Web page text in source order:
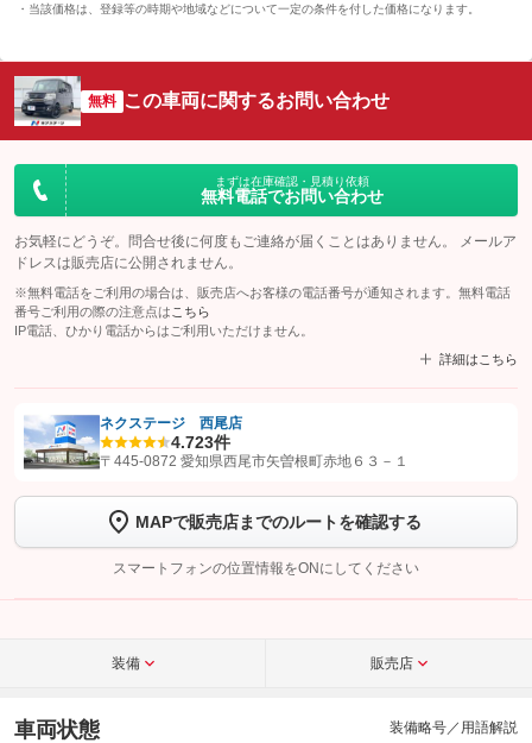
当該価格は、登録等の時期や地域などについて一定の条件を付した価格になります。
無料 この車両に関するお問い合わせ
まずは在庫確認・見積り依頼
無料電話でお問い合わせ
お気軽にどうぞ。問合せ後に何度もご連絡が届くことはありません。 メールア
ドレスは販売店に公開されません。
※無料電話をご利用の場合は、販売店へお客様の電話番号が通知されます。無料電話
番号ご利用の際の注意点は こちら
IP電話、ひかり電話からはご利用いただけません。
詳細はこちら
【STEP1】認証画面でグーネットを友だち追加してから「許可する」ボタンを押
トーク画面で
ボタンをタップして問い合わせを
完了してください。
こちら
ネクステージ 西尾店
4.723件
〒445-0872 愛知県西尾市矢曽根町赤地６３－１
MAPで販売店までのルートを確認する
スマートフォンの位置情報をONにしてください
装備 販売店
車両状態 装備略号／用語解説